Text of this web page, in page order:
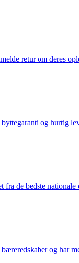
retur om deres
og hurtig
de bedste
og har